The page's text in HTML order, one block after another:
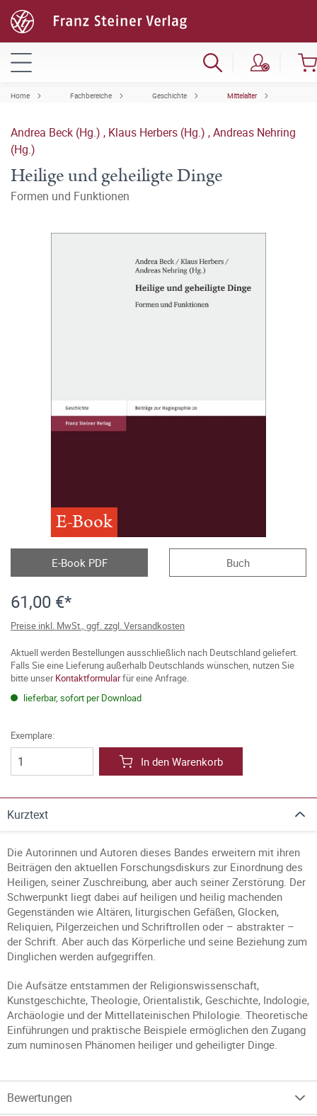
Home Fachbereiche Geschichte Mittelalter
Andrea Beck (Hg.) , Klaus Herbers (Hg.) ,Andreas Nehring
(Hg.)
Heilige und geheiligte Dinge
Formen und Funktionen
E-Book
E-Book PDF Buch
61,00 €*
Preise inkl. MwSt., ggf. zzgl. Versandkosten
Aktuell werden Bestellungen ausschließlich nach Deutschland geliefert.
Falls Sie eine Lieferung außerhalb Deutschlands wünschen, nutzen Sie
bitte unserKontaktformularfür eine Anfrage.
lieferbar, sofort per Download
Exemplare:
In den Warenkorb
Kurztext
Die Autorinnen und Autoren dieses Bandes erweitern mit ihren
Beiträgen den aktuellen Forschungsdiskurs zur Einordnung des
Heiligen, seiner Zuschreibung, aber auch seiner Zerstörung. Der
Schwerpunkt liegt dabei auf heiligen und heilig machenden
Gegenständen wie Altären, liturgischen Gefäßen, Glocken,
Reliquien, Pilgerzeichen und Schriftrollen oder – abstrakter –
der Schrift. Aber auch das Körperliche und seine Beziehung zum
Dinglichen werden aufgegriffen.
Die Aufsätze entstammen der Religionswissenschaft,
Kunstgeschichte, Theologie, Orientalistik, Geschichte, Indologie,
Archäologie und der Mittellateinischen Philologie. Theoretische
Einführungen und praktische Beispiele ermöglichen den Zugang
zum numinosen Phänomen heiliger und geheiligter Dinge.
Bewertungen